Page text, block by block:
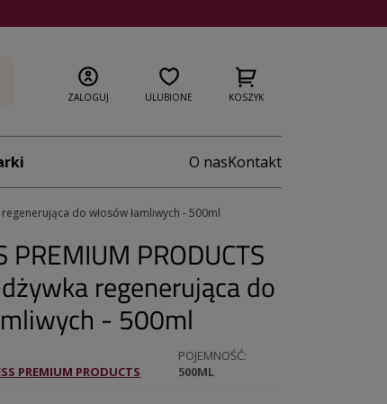
ZALOGUJ ULUBIONE KOSZYK
O nasKontakt
regenerująca do włosów łamliwych - 500ml
PREMIUM PRODUCTS
regenerująca do
- 500ml
PREMIUM PRODUCTS
POJEMNOŚĆ
500ML